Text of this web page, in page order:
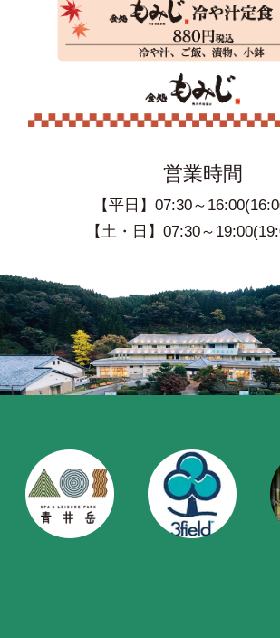
営業時間
【平日】07:30～
【土・日】07:30～